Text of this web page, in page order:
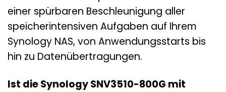
einer spürbaren Beschleunigung aller
speicherintensiven Aufgaben auf Ihrem
Synology NAS, von Anwendungsstarts bis
hin zu Datenübertragungen.
Ist die Synology SNV3510-800G mit